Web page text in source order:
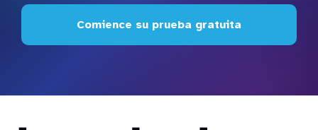
Comience su prueba gratuita